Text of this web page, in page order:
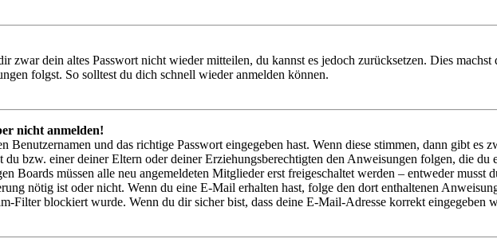
zwar dein altes Passwort nicht wieder mitteilen, du kannst es jedoch zurücksetzen. Dies
folgst. So solltest du dich schnell wieder anmelden können.
nicht anmelden!
Benutzernamen und das richtige Passwort eingegeben hast. Wenn diese stimmen, dann gibt es
du bzw. einer deiner Eltern oder deiner Erziehungsberechtigten den Anweisungen folgen, die
Boards müssen alle neu angemeldeten Mitglieder erst freigeschaltet werden – entweder musst
nötig ist oder nicht. Wenn du eine E-Mail erhalten hast, folge den dort enthaltenen
Filter blockiert wurde. Wenn du dir sicher bist, dass deine E-Mail-Adresse korrekt eingegeben